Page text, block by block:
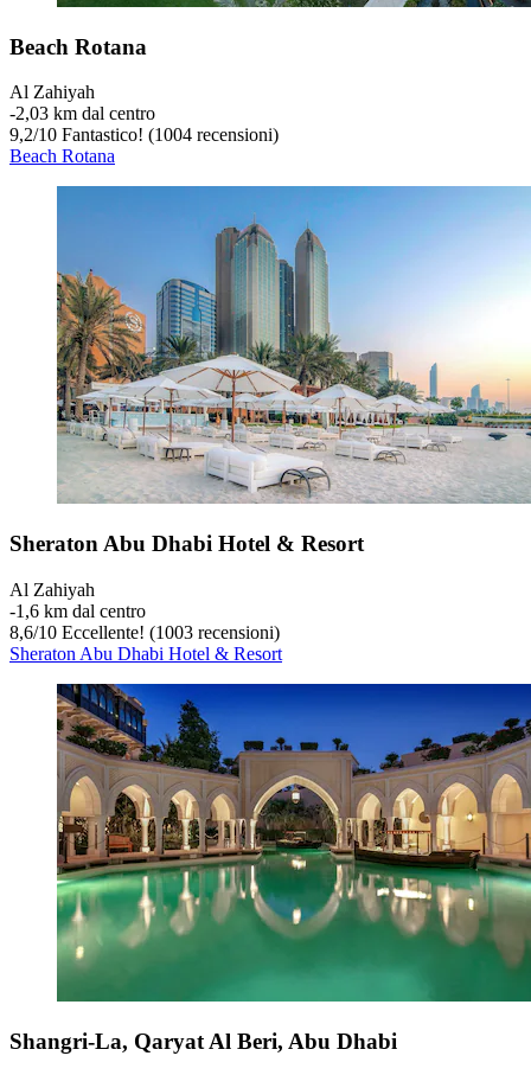
Beach Rotana
Al Zahiyah
‐2,03 km dal centro
9,2/10 Fantastico! (1004 recensioni)
Beach Rotana
Sheraton Abu Dhabi Hotel & Resort
Al Zahiyah
‐1,6 km dal centro
8,6/10 Eccellente! (1003 recensioni)
Sheraton Abu Dhabi Hotel & Resort
Shangri-La, Qaryat Al Beri, Abu Dhabi